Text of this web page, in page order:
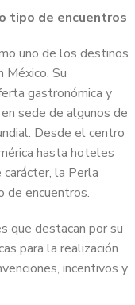
tipo de encuentros
uno de los destinos
México. Su
gastronómica y
sede de algunos de
Desde el centro
hasta hoteles
la Perla
de encuentros.
que destacan por su
para la realización
incentivos y